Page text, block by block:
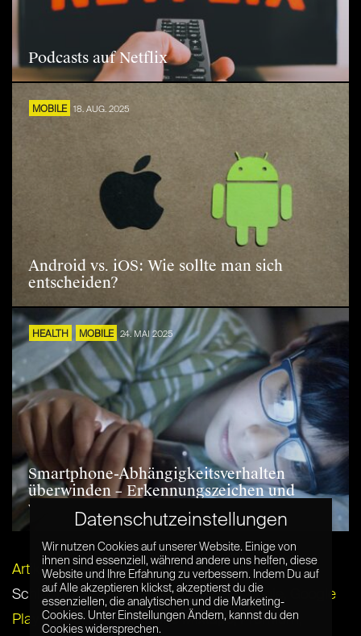
Podcasts auf Netflix
MOBILE 18. AUG. 2025
Android vs. iOS: Wie sollte man sich
entscheiden?
HEALTH MOBILE 24. MAI 2025
Smartphone-Abhängigkeitsverhalten
überwinden – Erkennungszeichen und
wirksame Strategien
Artikel per E-Mail verschicken
Schlagwörter:apple music,Deezer,google
Google
Play Music, launch,Offline Mixtape,Premium
Datenschutzeinstellungen
Wir nutzen Cookies auf unserer Website. Einige von
ihnen sind essenziell, während andere uns helfen, diese
Website und Ihre Erfahrung zu verbessern. Indem Du auf
auf Alle akzeptieren klickst, akzeptierst du die
essenziellen, die analytischen und die Marketing-
Cookies. Unter Einstellungen Ändern, kannst du den
Cookies widersprechen.